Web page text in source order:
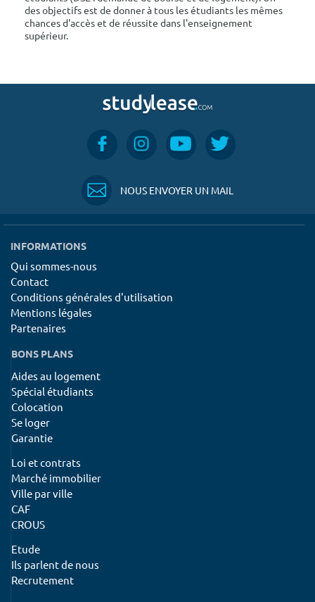
des objectifs est de donner à tous les étudiants les mêmes
chances d'accès et de réussite dans l'enseignement
supérieur.
NOUS ENVOYER UN MAIL
INFORMATIONS
Qui sommes-nous
Contact
Conditions générales d'utilisation
Mentions légales
Partenaires
BONS PLANS
Aides au logement
Spécial étudiants
Colocation
Se loger
Garantie
Loi et contrats
Marché immobilier
Ville par ville
CAF
CROUS
Etude
Ils parlent de nous
Recrutement